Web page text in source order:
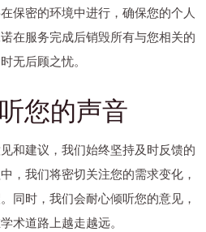
保密的环境中进行，确保您的个人
在服务完成后销毁所有与您相关的
无后顾之忧。
您的声音
和建议，我们始终坚持及时反馈的
，我们将密切关注您的需求变化，
同时，我们会耐心倾听您的意见，
术道路上越走越远。